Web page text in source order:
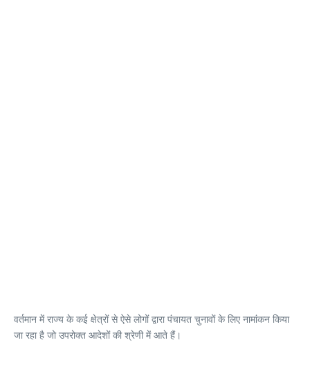
वर्तमान में राज्य के कई क्षेत्रों से ऐसे लोगों द्वारा पंचायत चुनावों के लिए नामांकन किया
जा रहा है जो उपरोक्त आदेशों की श्रेणी में आते हैं।